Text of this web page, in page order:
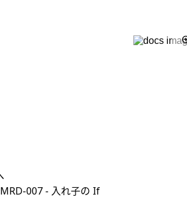
007 - 入れ子の If